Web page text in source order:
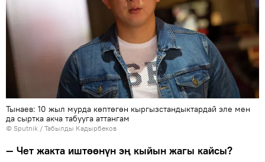
Тынаев: 10 жыл мурда көптөгөн кыргызстандыктардай эле мен
да сыртка акча табууга аттангам
© Sputnik / Табылды Кадырбеков
— Чет жакта иштөөнүн эң кыйын жагы кайсы?